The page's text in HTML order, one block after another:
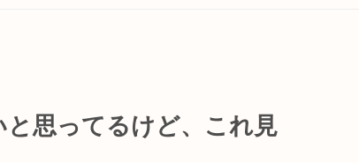
...
フナ釣りもハマりだすとヤバい
冥王計画ゼオライマーさんたっ
思ってるけど、これ見